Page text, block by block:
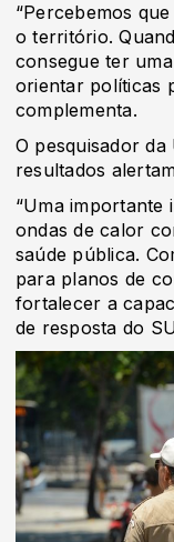
“Percebemos
o território.
consegue ter
orientar políticas
complementa.
O pesquisador
resultados
“Uma importante
ondas de calor
saúde pública.
para planos de
fortalecer a
de resposta do